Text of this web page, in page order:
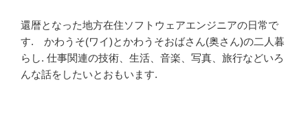
還暦となった地方在住ソフトウェアエンジニアの日常で
す. かわうそ(ワイ)とかわうそおばさん(奥さん)の二人暮
らし. 仕事関連の技術、生活、音楽、写真、旅行などいろ
んな話をしたいとおもいます.